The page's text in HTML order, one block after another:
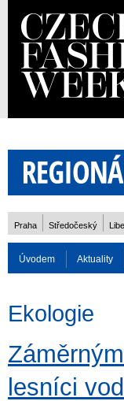
Praha Středočeský
Úvodem Aktuality
Rozhovory
Ekologie
lesníci